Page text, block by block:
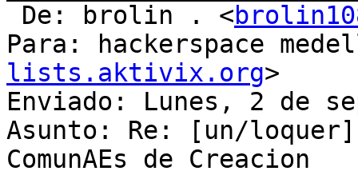
De: brolin . <
Para: hackerspace
lists.aktivix.org>
Enviado: Lunes, 2 de
Asunto: Re: [un/
ComunAEs de Creacion